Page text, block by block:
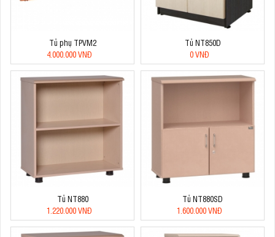
Tủ phụ TPVM2
4.000.000 VNĐ
Tủ NT850D
0 VNĐ
Tủ NT880
1.220.000 VNĐ
Tủ NT880SD
1.600.000 VNĐ